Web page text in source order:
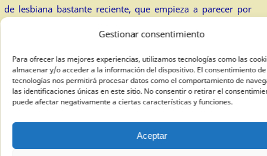
Gestionar consentimiento
Para ofrecer las mejores experiencias, utilizamos tecnologías como las
almacenar y/o acceder a la información del dispositivo. El consentimiento
tecnologías nos permitirá procesar datos como el comportamiento de
las identificaciones únicas en este sitio. No consentir o retirar el
puede afectar negativamente a ciertas características y funciones.
Aceptar
de lesbiana bastante reciente, que empieza a parecer por
2
Camionera
una de las formas comunes para señalar a las mujeres
lesbianas o a las mujeres que por alguna característica física